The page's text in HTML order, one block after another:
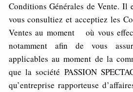
Conditions Générales de Vente. Il
vous consultiez et acceptiez les
Ventes au moment où vous
notamment afin de vous
applicables au moment de la
que la société PASSION
qu’entreprise rapporteuse